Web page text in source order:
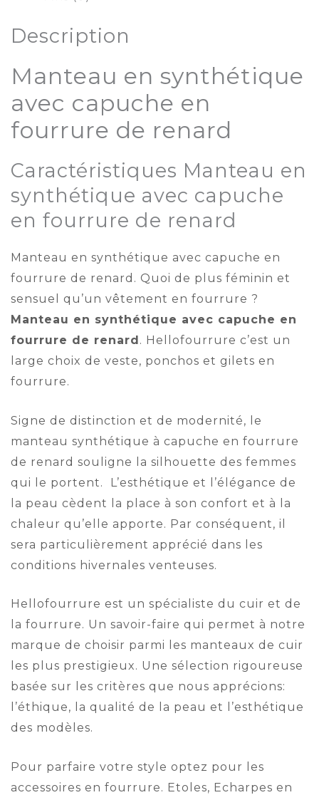
Description
Manteau en synthétique
avec capuche en
fourrure de renard
Caractéristiques Manteau en
synthétique avec capuche
en fourrure de renard
Manteau en synthétique avec capuche en
fourrure de renard. Quoi de plus féminin et
sensuel qu’un vêtement en fourrure ?
Manteau en synthétique avec capuche en
fourrure de renard. Hellofourrure c’est un
large choix de veste, ponchos et gilets en
fourrure.
Signe de distinction et de modernité, le
manteau synthétique à capuche en fourrure
de renard souligne la silhouette des femmes
qui le portent. L’esthétique et l’élégance de
la peau cèdent la place à son confort et à la
chaleur qu’elle apporte. Par conséquent, il
sera particulièrement apprécié dans les
conditions hivernales venteuses.
Hellofourrure est un spécialiste du cuir et de
la fourrure. Un savoir-faire qui permet à notre
marque de choisir parmi les manteaux de cuir
les plus prestigieux. Une sélection rigoureuse
basée sur les critères que nous apprécions:
l’éthique, la qualité de la peau et l’esthétique
des modèles.
Pour parfaire votre style optez pour les
accessoires en fourrure. Etoles, Echarpes en